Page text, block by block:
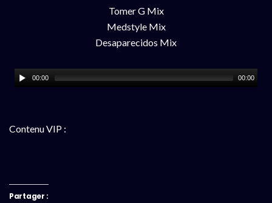
Tomer G Mix
Medstyle Mix
Desaparecidos Mix
00:00 00:00
Contenu VIP :
Partager :